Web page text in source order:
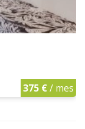
375 €/ mes